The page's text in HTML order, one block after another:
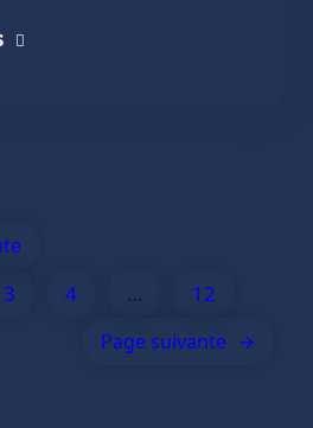
3 4 … 12
Page suivante →